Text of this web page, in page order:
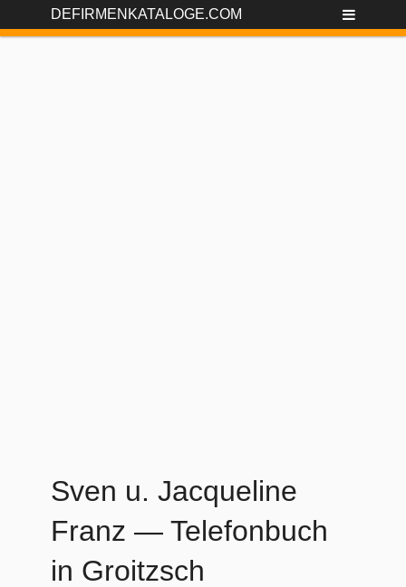
DEFIRMENKATALOGE.COM
Sven u. Jacqueline
Franz — Telefonbuch
in Groitzsch